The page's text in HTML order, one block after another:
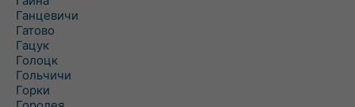
Ганцевичи
Гатово
Гацук
Голоцк
Гольчичи
Горки